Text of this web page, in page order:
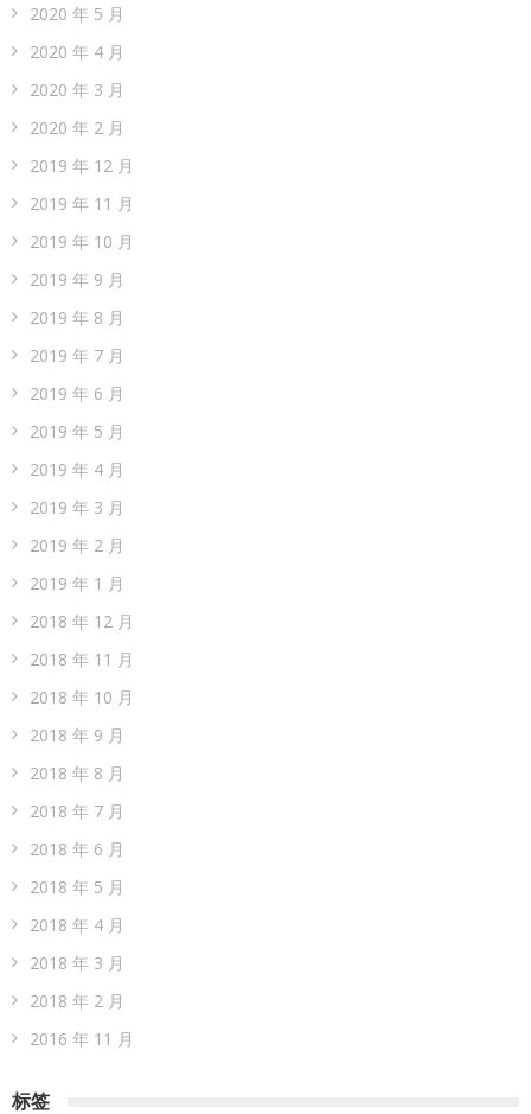
2020 年 5 月
2020 年 4 月
2020 年 3 月
2020 年 2 月
2019 年 12 月
2019 年 11 月
2019 年 10 月
2019 年 9 月
2019 年 8 月
2019 年 7 月
2019 年 6 月
2019 年 5 月
2019 年 4 月
2019 年 3 月
2019 年 2 月
2019 年 1 月
2018 年 12 月
2018 年 11 月
2018 年 10 月
2018 年 9 月
2018 年 8 月
2018 年 7 月
2018 年 6 月
2018 年 5 月
2018 年 4 月
2018 年 3 月
2018 年 2 月
2016 年 11 月
标签